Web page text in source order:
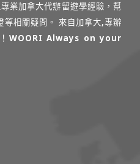
業加拿大代辦留遊學經驗，幫
等相關疑問。 來自加拿大,專辦
WOORI Always on your